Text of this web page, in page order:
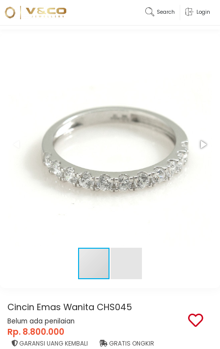
Search Login
Cincin Emas Wanita CHS045
Belum ada penilaian
Rp. 8.800.000
GARANSI UANG KEMBALI GRATIS ONGKIR